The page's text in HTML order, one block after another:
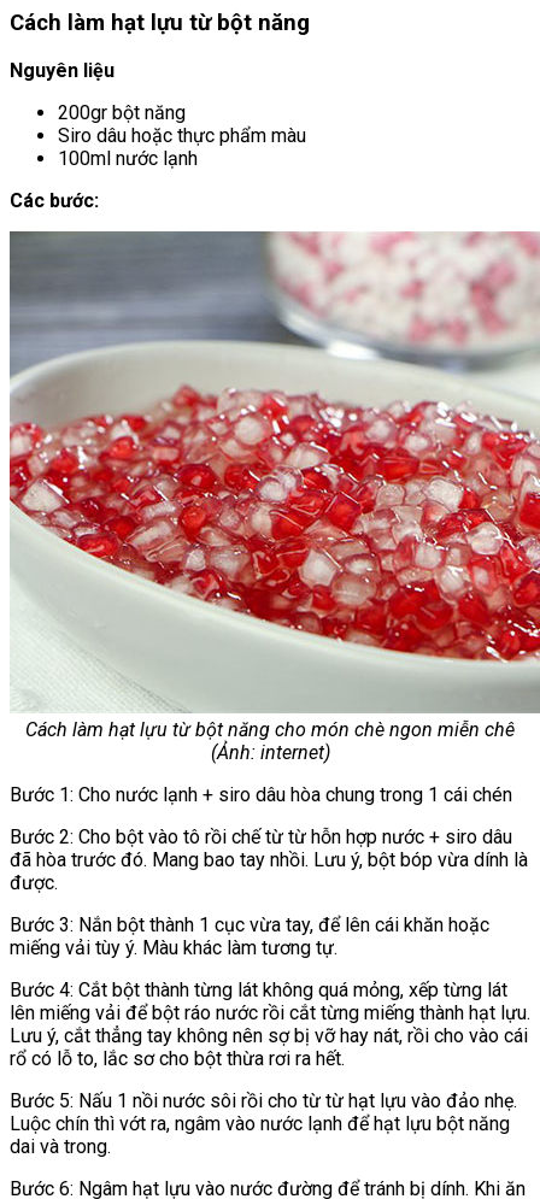
Cách làm hạt lựu từ bột năng
Nguyên liệu
200gr bột năng
Siro dâu hoặc thực phẩm màu
100ml nước lạnh
Các bước:
Cách làm hạt lựu từ bột năng cho món chè ngon miễn chê
(Ảnh: internet)
Bước 1: Cho nước lạnh + siro dâu hòa chung trong 1 cái chén
Bước 2: Cho bột vào tô rồi chế từ từ hỗn hợp nước + siro dâu
đã hòa trước đó. Mang bao tay nhồi. Lưu ý, bột bóp vừa dính là
được.
Bước 3: Nắn bột thành 1 cục vừa tay, để lên cái khăn hoặc
miếng vải tùy ý. Màu khác làm tương tự.
Bước 4: Cắt bột thành từng lát không quá mỏng, xếp từng lát
lên miếng vải để bột ráo nước rồi cắt từng miếng thành hạt lựu.
Lưu ý, cắt thẳng tay không nên sợ bị vỡ hay nát, rồi cho vào cái
rổ có lỗ to, lắc sơ cho bột thừa rơi ra hết.
Bước 5: Nấu 1 nồi nước sôi rồi cho từ từ hạt lựu vào đảo nhẹ.
Luộc chín thì vớt ra, ngâm vào nước lạnh để hạt lựu bột năng
dai và trong.
Bước 6: Ngâm hạt lựu vào nước đường để tránh bị dính. Khi ăn